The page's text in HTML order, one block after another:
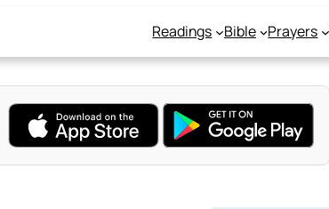
Readings Bible Prayers